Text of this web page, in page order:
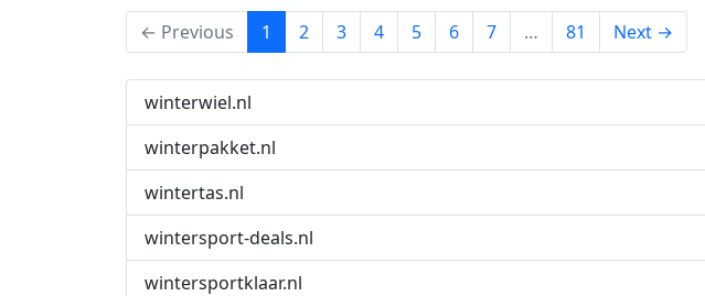
← Previous 1 (current)
2 3 4 5 6 7 … 81 Next →
winterwiel.nl
winterpakket.nl
wintertas.nl
wintersport-deals.nl
wintersportklaar.nl